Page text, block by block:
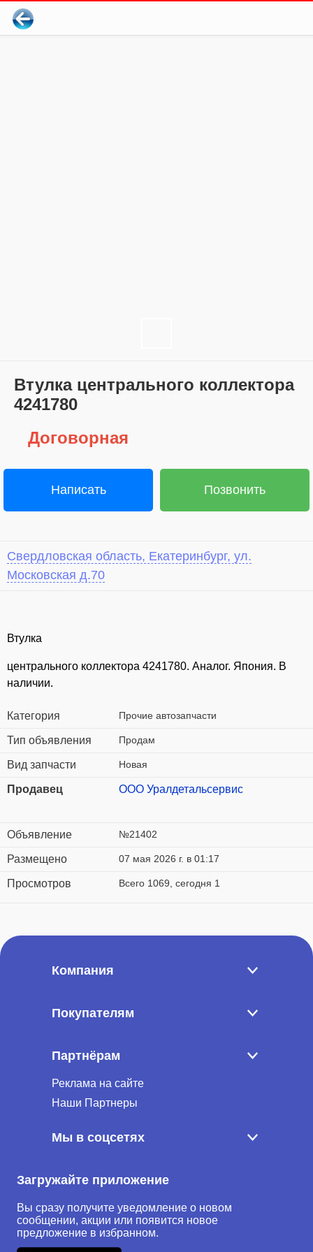
Втулка центрального коллектора
4241780
Договорная
Написать Позвонить
Свердловская область, Екатеринбург, ул.
Московская д.70
Втулка
центрального коллектора 4241780. Аналог. Япония. В
наличии.
Категория Прочие автозапчасти
Тип объявления Продам
Вид запчасти Новая
Продавец ООО Уралдетальсервис
Объявление №21402
Размещено 07 мая 2026 г. в 01:17
Просмотров Всего 1069, сегодня 1
Компания
Покупателям
Партнёрам
Реклама на сайте
Наши Партнеры
Мы в соцсетях
Загружайте приложение
Вы сразу получите уведомление о новом
сообщении, акции или появится новое
предложение в избранном.